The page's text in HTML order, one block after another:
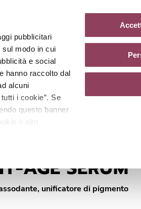
pubblicitari
modo in cui
e social
hanno raccolto dal
alcuni
i cookie”. Se
questo banner
o altri
Magazine
AGE SERUM
unificatore di pigmento